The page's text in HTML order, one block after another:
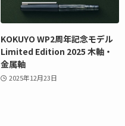
KOKUYO WP2周年記念モデル
Limited Edition 2025 木軸・
金属軸
2025年12月23日